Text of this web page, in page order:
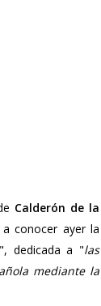
Calderón de la
conocer ayer la
", dedicada a "las
mediante la